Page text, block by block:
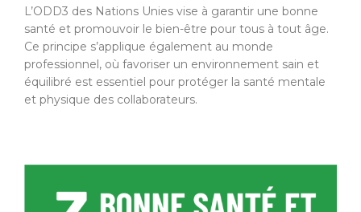
L’ODD3 des Nations Unies vise à garantir une bonne
santé et promouvoir le bien-être pour tous à tout âge.
Ce principe s’applique également au monde
professionnel, où favoriser un environnement sain et
équilibré est essentiel pour protéger la santé mentale
et physique des collaborateurs.